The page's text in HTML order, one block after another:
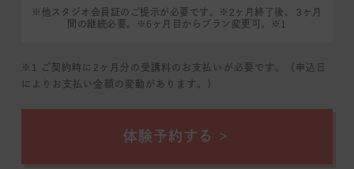
※他スタジオ会員証のご提示が必要です。※2ヶ月終了後、
3ヶ月
間の継続必要。※6ヶ月目からプラン変更可。※1
※1 ご契約時に2ヶ月分の受講料のお支払いが必要です。（申込日
によりお支払い金額の変動があります。）
体験予約する